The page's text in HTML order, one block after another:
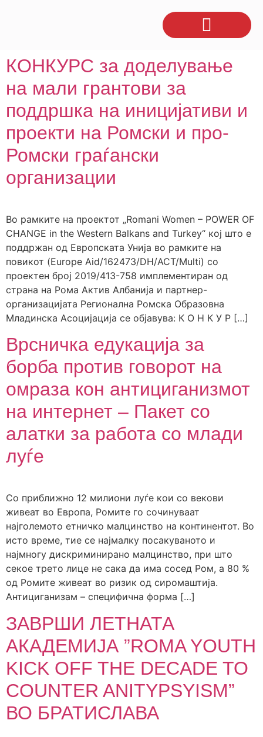
КОНКУРС за доделување
на мали грантови за
поддршка на иницијативи и
проекти на Ромски и про-
Ромски граѓански
организации
Во рамките на проектот „Romani Women – POWER OF
CHANGE in the Western Balkans and Turkey“ кој што е
поддржан од Европската Унија во рамките на
повикот (Europe Aid/162473/DH/ACT/Multi) со
проектен број 2019/413-758 имплементиран од
страна на Рома Актив Албанија и партнер-
организацијата Регионална Ромска Образовна
Младинска Асоцијација се објавува: К О Н К У Р […]
Врсничка едукација за
борба против говорот на
омраза кон антициганизмот
на интернет – Пакет со
алатки за работа со млади
луѓе
Со приближно 12 милиони луѓе кои со векови
живеат во Европа, Ромите го сочинуваат
најголемото етничко малцинство на континентот. Во
исто време, тие се најмалку посакуваното и
најмногу дискриминирано малцинство, при што
секое трето лице не сака да има сосед Ром, а 80 %
од Ромите живеат во ризик од сиромаштија.
Антициганизам – специфична форма […]
ЗАВРШИ ЛЕТНАТА
АКАДЕМИЈА ”ROMA YOUTH
KICK OFF THE DECADE TO
COUNTER ANITYPSYISМ”
ВО БРАТИСЛАВА